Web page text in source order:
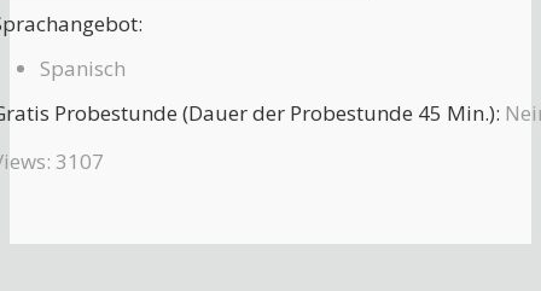
Spanisch
Probestunde (Dauer der Probestunde 45 Min.):
3107